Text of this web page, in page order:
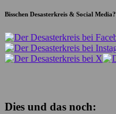
Bisschen Desasterkreis & Social Media?
Dies und das noch: